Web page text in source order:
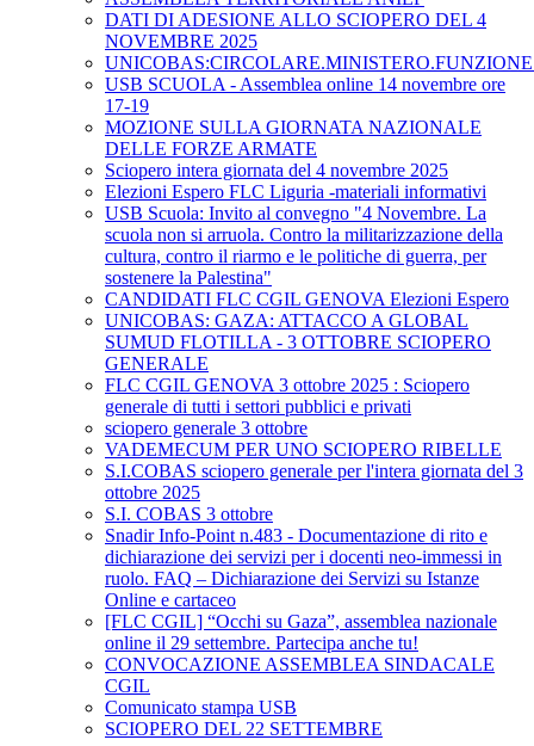
DATI DI ADESIONE ALLO SCIOPERO DEL 4
NOVEMBRE 2025
USB SCUOLA - Assemblea online 14 novembre ore
17-19
MOZIONE SULLA GIORNATA NAZIONALE
DELLE FORZE ARMATE
Sciopero intera giornata del 4 novembre 2025
Elezioni Espero FLC Liguria -materiali informativi
USB Scuola: Invito al convegno "4 Novembre. La
scuola non si arruola. Contro la militarizzazione della
cultura, contro il riarmo e le politiche di guerra, per
sostenere la Palestina"
CANDIDATI FLC CGIL GENOVA Elezioni Espero
UNICOBAS: GAZA: ATTACCO A GLOBAL
SUMUD FLOTILLA - 3 OTTOBRE SCIOPERO
GENERALE
FLC CGIL GENOVA 3 ottobre 2025 : Sciopero
generale di tutti i settori pubblici e privati
sciopero generale 3 ottobre
VADEMECUM PER UNO SCIOPERO RIBELLE
S.I.COBAS sciopero generale per l'intera giornata del 3
ottobre 2025
S.I. COBAS 3 ottobre
Snadir Info-Point n.483 - Documentazione di rito e
dichiarazione dei servizi per i docenti neo-immessi in
ruolo. FAQ – Dichiarazione dei Servizi su Istanze
Online e cartaceo
[FLC CGIL] “Occhi su Gaza”, assemblea nazionale
online il 29 settembre. Partecipa anche tu!
CONVOCAZIONE ASSEMBLEA SINDACALE
CGIL
Comunicato stampa USB
SCIOPERO DEL 22 SETTEMBRE